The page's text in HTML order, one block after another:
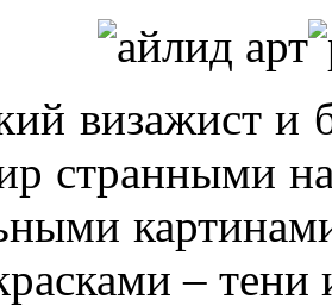
визажист и
странными
– тени